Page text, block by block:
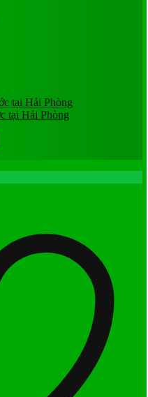
tại Hải Phòng
tại Hải Phòng